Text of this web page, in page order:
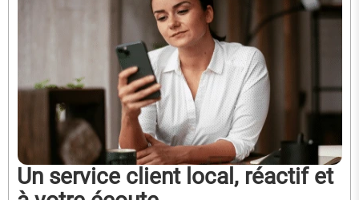
Un service client local, réactif et